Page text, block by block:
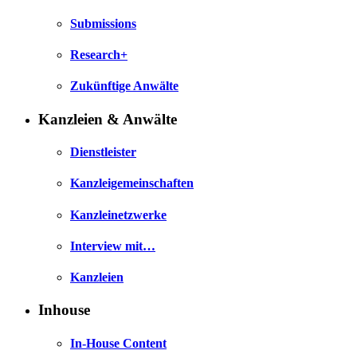
Submissions
Research+
Zukünftige Anwälte
Kanzleien & Anwälte
Dienstleister
Kanzleigemeinschaften
Kanzleinetzwerke
Interview mit…
Kanzleien
Inhouse
In-House Content